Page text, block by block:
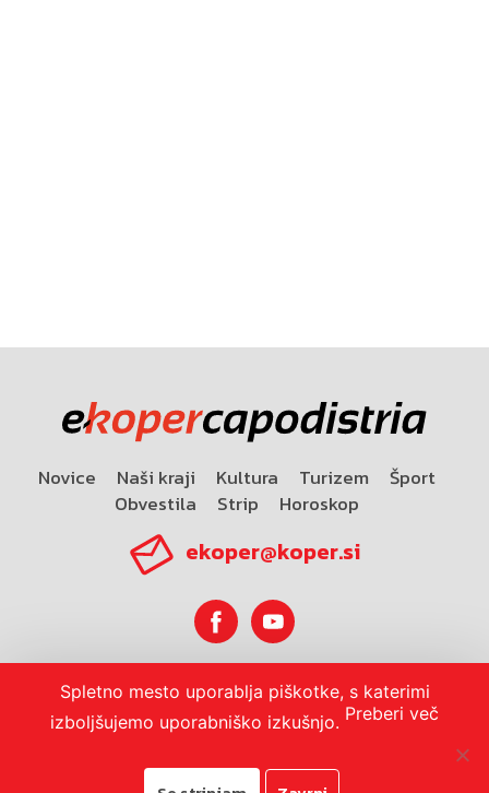
Novice Naši kraji Kultura Turizem
Šport
Obvestila
Strip Horoskop
ekoper@koper.si
Horoskop
Spletno mesto uporablja piškotke, s katerimi
izboljšujemo uporabniško izkušnjo. Preberi več